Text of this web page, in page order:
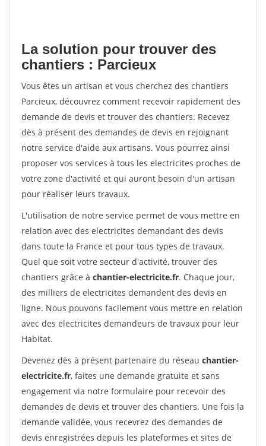
La solution pour trouver des
chantiers : Parcieux
Vous êtes un artisan et vous cherchez des chantiers
Parcieux, découvrez comment recevoir rapidement des
demande de devis et trouver des chantiers. Recevez
dès à présent des demandes de devis en rejoignant
notre service d'aide aux artisans. Vous pourrez ainsi
proposer vos services à tous les electricites proches de
votre zone d'activité et qui auront besoin d'un artisan
pour réaliser leurs travaux.
L'utilisation de notre service permet de vous mettre en
relation avec des electricites demandant des devis
dans toute la France et pour tous types de travaux.
Quel que soit votre secteur d'activité, trouver des
chantiers grâce à chantier-electricite.fr. Chaque jour,
des milliers de electricites demandent des devis en
ligne. Nous pouvons facilement vous mettre en relation
avec des electricites demandeurs de travaux pour leur
Habitat.
Devenez dès à présent partenaire du réseau chantier-
electricite.fr, faites une demande gratuite et sans
engagement via notre formulaire pour recevoir des
demandes de devis et trouver des chantiers. Une fois la
demande validée, vous recevrez des demandes de
devis enregistrées depuis les plateformes et sites de